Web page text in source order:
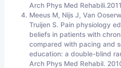
Arch Phys Med
Meeus M, Nijs J, Van
Truijen S. Pain physiology
beliefs in patients with
compared with pacing and
education: a double-blind
Arch Phys Med Rehabil.